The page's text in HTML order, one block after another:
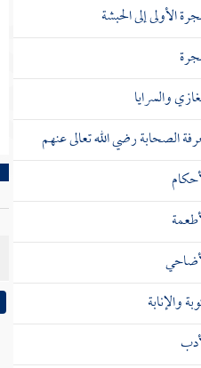
الأولى إلى الحبشة
والسرايا
الصحابة رضي الله تعالى عنهم
والإنابة